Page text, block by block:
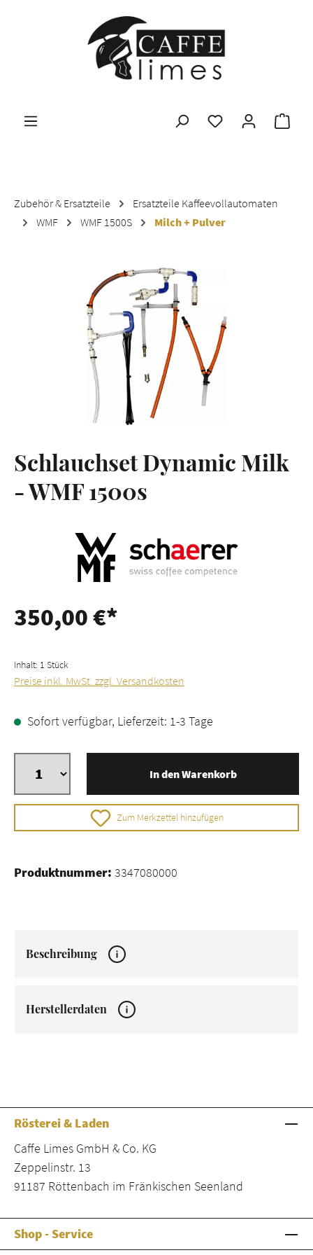
Zum Hauptinhalt springen
Zubehör & Ersatzteile
Ersatzteile Kaffeevollautomaten
WMF
WMF 1500S Milch + Pulver
Schlauchset Dynamic Milk
- WMF 1500s
350,00 €*
Inhalt: 1 Stück
Preise inkl. MwSt. zzgl. Versandkosten
Sofort verfügbar, Lieferzeit: 1-3 Tage
In den Warenkorb
Zum Merkzettel hinzufügen
Produktnummer: 3347080000
Beschreibung
Herstellerdaten
Rösterei & Laden
Caffe Limes GmbH & Co. KG
Zeppelinstr. 13
91187 Röttenbach im Fränkischen Seenland
Shop - Service